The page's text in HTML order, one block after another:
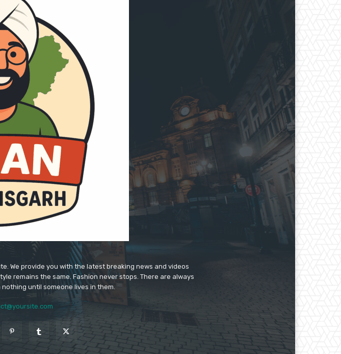
We provide you with the latest breaking news and videos
remains the same. Fashion never stops. There are always
until someone lives in them.